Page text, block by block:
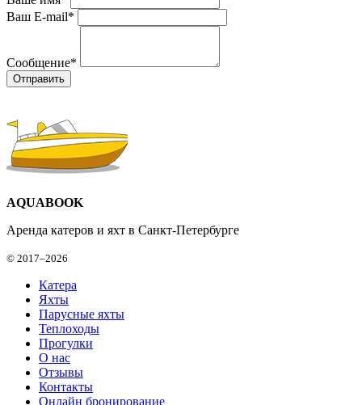
Ваш E-mail*
Сообщение*
AQUABOOK
Аренда катеров и яхт в Санкт-Петербурге
© 2017–2026
Катера
Яхты
Парусные яхты
Теплоходы
Прогулки
О нас
Отзывы
Контакты
Онлайн бронирование